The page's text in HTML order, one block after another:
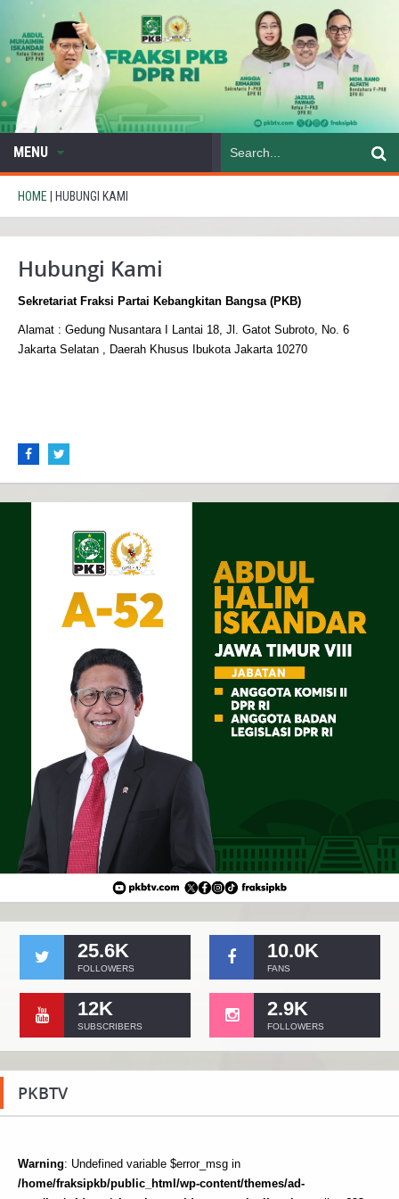
MENU
HOME HUBUNGI KAMI
Hubungi Kami
Sekretariat Fraksi Partai Kebangkitan Bangsa (PKB)
Alamat : Gedung Nusantara I Lantai 18, Jl. Gatot Subroto, No. 6
Jakarta Selatan , Daerah Khusus Ibukota Jakarta 10270
25.6K
FOLLOWERS
10.0K
FANS
12K
SUBSCRIBERS
2.9K
FOLLOWERS
PKBTV
Warning: Undefined variable $error_msg in
/home/fraksipkb/public_html/wp-content/themes/ad-